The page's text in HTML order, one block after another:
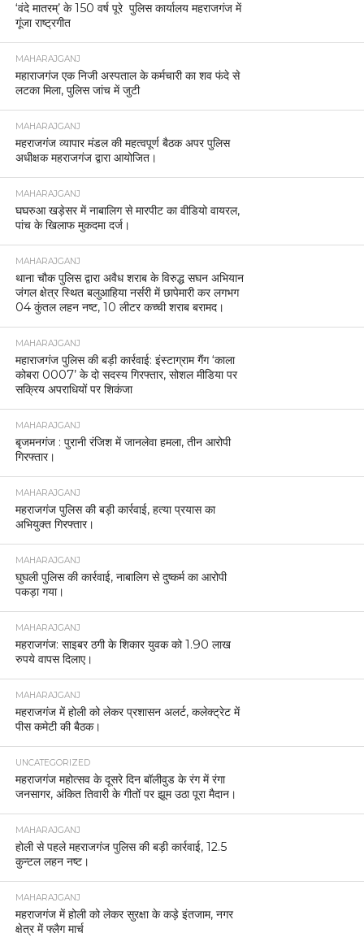
‘वंदे मातरम्’ के 150 वर्ष पूरे पुलिस कार्यालय महराजगंज में
गूंजा राष्ट्रगीत
MAHARAJGANJ
महाराजगंज एक निजी अस्पताल के कर्मचारी का शव फंदे से
लटका मिला, पुलिस जांच में जुटी
MAHARAJGANJ
महराजगंज व्यापार मंडल की महत्वपूर्ण बैठक अपर पुलिस
अधीक्षक महराजगंज द्वारा आयोजित।
MAHARAJGANJ
घघरुआ खड़ेसर में नाबालिग से मारपीट का वीडियो वायरल,
पांच के खिलाफ मुकदमा दर्ज।
MAHARAJGANJ
थाना चौक पुलिस द्वारा अवैध शराब के विरुद्ध सघन अभियान
जंगल क्षेत्र स्थित बलुआहिया नर्सरी में छापेमारी कर लगभग
04 कुंतल लहन नष्ट, 10 लीटर कच्ची शराब बरामद।
MAHARAJGANJ
महाराजगंज पुलिस की बड़ी कार्रवाई: इंस्टाग्राम गैंग ‘काला
कोबरा 0007’ के दो सदस्य गिरफ्तार, सोशल मीडिया पर
सक्रिय अपराधियों पर शिकंजा
MAHARAJGANJ
बृजमनगंज : पुरानी रंजिश में जानलेवा हमला, तीन आरोपी
गिरफ्तार।
MAHARAJGANJ
महराजगंज पुलिस की बड़ी कार्रवाई, हत्या प्रयास का
अभियुक्त गिरफ्तार।
MAHARAJGANJ
घुघली पुलिस की कार्रवाई, नाबालिग से दुष्कर्म का आरोपी
पकड़ा गया।
MAHARAJGANJ
महराजगंज: साइबर ठगी के शिकार युवक को 1.90 लाख
रुपये वापस दिलाए।
MAHARAJGANJ
महराजगंज में होली को लेकर प्रशासन अलर्ट, कलेक्ट्रेट में
पीस कमेटी की बैठक।
UNCATEGORIZED
महराजगंज महोत्सव के दूसरे दिन बॉलीवुड के रंग में रंगा
जनसागर, अंकित तिवारी के गीतों पर झूम उठा पूरा मैदान।
MAHARAJGANJ
होली से पहले महराजगंज पुलिस की बड़ी कार्रवाई, 12.5
कुन्टल लहन नष्ट।
MAHARAJGANJ
महराजगंज में होली को लेकर सुरक्षा के कड़े इंतजाम, नगर
क्षेत्र में फ्लैग मार्च